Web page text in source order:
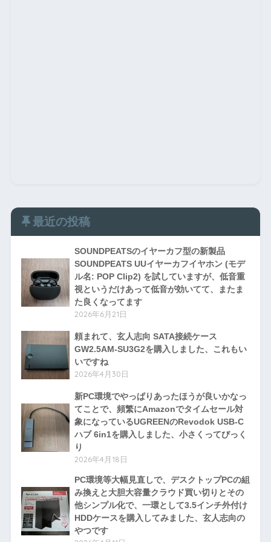
最近の投稿
SOUNDPEATSのイヤーカフ型の新製品
SOUNDPEATS UUイヤーカフイヤホン (モデ
ル名: POP Clip2) を試していますが、低音重
視というだけあって低音が効いてて、またま
た良くなってます
2026年6月21日
頼まれて、玄人志向 SATA接続ケース
GW2.5AM-SU3G2を購入しました、これもい
いですね
2026年4月30日
新PC環境でやっぱりあったほうが良いかなっ
てことで、頻繁にAmazonでタイムセール対
象になっているUGREENのRevodok USB-C
ハブ 6in1を購入しました、小さくってびっく
り
2026年4月18日
PC環境等大幅見直しで、デスクトップPCの組
み換えと大胆大容量クラウド買い切りとその
他シンプル化で、一環として3.5インチ外付け
HDDケースを購入してみました、玄人志向の
やつです